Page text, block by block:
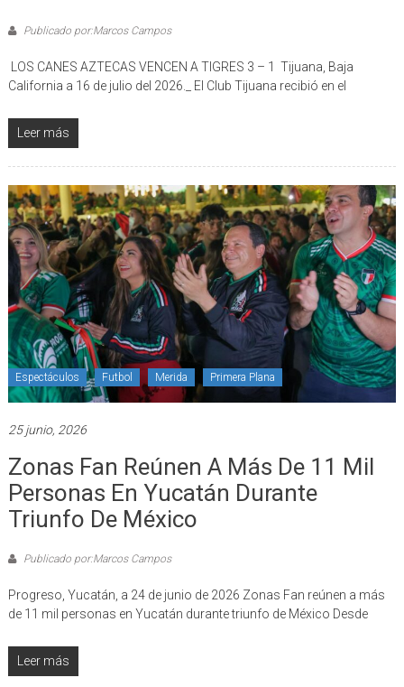
Publicado por:Marcos Campos
LOS CANES AZTECAS VENCEN A TIGRES 3 – 1 Tijuana, Baja
California a 16 de julio del 2026._ El Club Tijuana recibió en el
Leer más
Espectáculos Futbol Merida Primera Plana
25 junio, 2026
Zonas Fan Reúnen A Más De 11 Mil
Personas En Yucatán Durante
Triunfo De México
Publicado por:Marcos Campos
Progreso, Yucatán, a 24 de junio de 2026 Zonas Fan reúnen a más
de 11 mil personas en Yucatán durante triunfo de México Desde
Leer más